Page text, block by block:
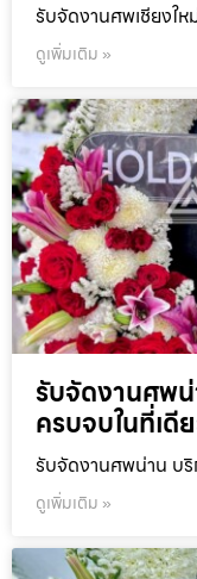
รับจัดงานศพเชียงใ
ดูเพิ่มเติม »
รับจัดงานศพ
ครบจบในที่เดี
รับจัดงานศพน่าน บ
ดูเพิ่มเติม »